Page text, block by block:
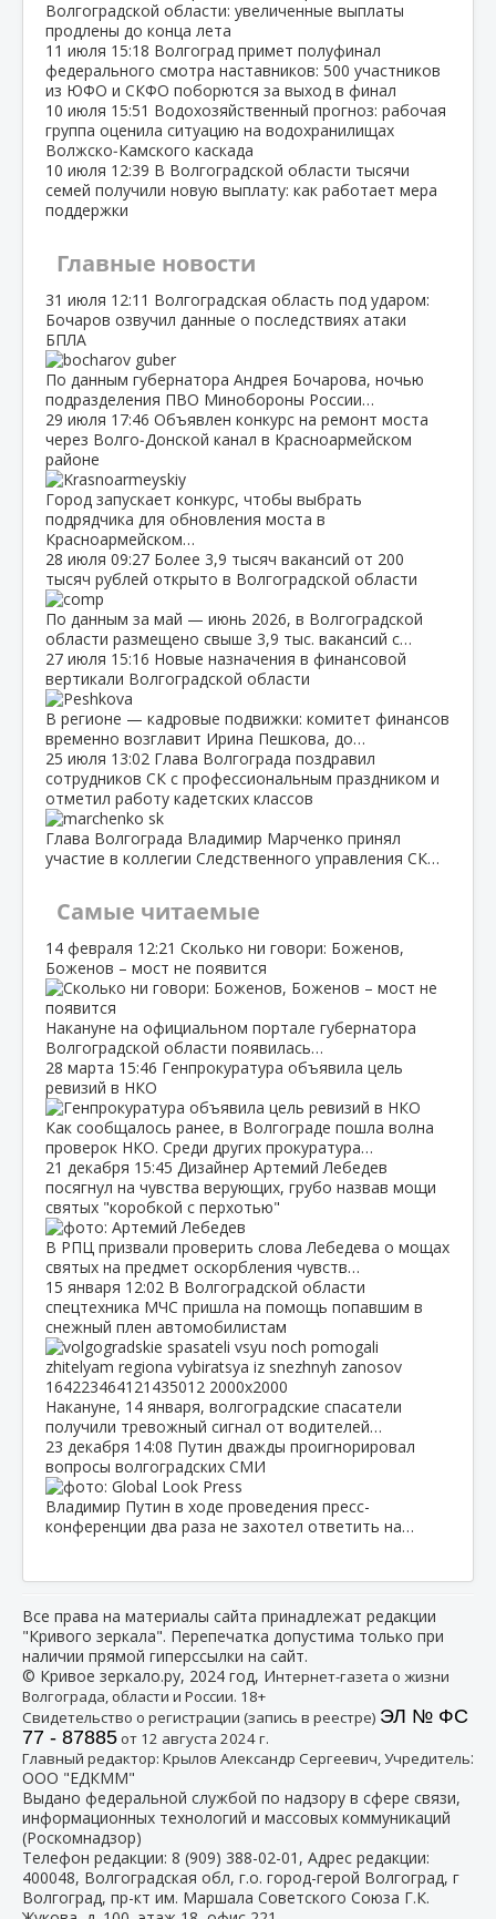
Волгоградской области: увеличенные выплаты
продлены до конца лета
11 июля 15:18 Волгоград примет полуфинал
федерального смотра наставников: 500 участников
из ЮФО и СКФО поборются за выход в финал
10 июля 15:51 Водохозяйственный прогноз: рабочая
группа оценила ситуацию на водохранилищах
Волжско‑Камского каскада
10 июля 12:39 В Волгоградской области тысячи
семей получили новую выплату: как работает мера
поддержки
Главные новости
31 июля 12:11 Волгоградская область под ударом:
Бочаров озвучил данные о последствиях атаки
БПЛА
По данным губернатора Андрея Бочарова, ночью
подразделения ПВО Минобороны России…
29 июля 17:46 Объявлен конкурс на ремонт моста
через Волго‑Донской канал в Красноармейском
районе
Город запускает конкурс, чтобы выбрать
подрядчика для обновления моста в
Красноармейском…
28 июля 09:27 Более 3,9 тысяч вакансий от 200
тысяч рублей открыто в Волгоградской области
По данным за май — июнь 2026, в Волгоградской
области размещено свыше 3,9 тыс. вакансий с…
27 июля 15:16 Новые назначения в финансовой
вертикали Волгоградской области
В регионе — кадровые подвижки: комитет финансов
временно возглавит Ирина Пешкова, до…
25 июля 13:02 Глава Волгограда поздравил
сотрудников СК с профессиональным праздником и
отметил работу кадетских классов
Глава Волгограда Владимир Марченко принял
участие в коллегии Следственного управления СК…
Самые читаемые
14 февраля 12:21 Сколько ни говори: Боженов,
Боженов – мост не появится
Накануне на официальном портале губернатора
Волгоградской области появилась…
28 марта 15:46 Генпрокуратура объявила цель
ревизий в НКО
Как сообщалось ранее, в Волгограде пошла волна
проверок НКО. Среди других прокуратура…
21 декабря 15:45 Дизайнер Артемий Лебедев
посягнул на чувства верующих, грубо назвав мощи
святых "коробкой с перхотью"
В РПЦ призвали проверить слова Лебедева о мощах
святых на предмет оскорбления чувств…
15 января 12:02 В Волгоградской области
спецтехника МЧС пришла на помощь попавшим в
снежный плен автомобилистам
Накануне, 14 января, волгоградские спасатели
получили тревожный сигнал от водителей…
23 декабря 14:08 Путин дважды проигнорировал
вопросы волгоградских СМИ
Владимир Путин в ходе проведения пресс-
конференции два раза не захотел ответить на…
Все права на материалы сайта принадлежат редакции
"Кривого зеркала". Перепечатка допустима только при
наличии прямой гиперссылки на сайт.
© Кривое зеркало.ру, 2024 год, Интернет-газета о жизни
Волгограда, области и России. 18+
Свидетельство о регистрации (запись в реестре) ЭЛ № ФС
77 - 87885от 12 августа 2024 г.
Главный редактор: Крылов Александр Сергеевич, Учредитель:
ООО "ЕДКММ"
Выдано федеральной службой по надзору в сфере связи,
информационных технологий и массовых коммуникаций
(Роскомнадзор)
Телефон редакции: 8 (909) 388-02-01 , Адрес редакции:
400048, Волгоградская обл, г.о. город-герой Волгоград, г
Волгоград, пр-кт им. Маршала Советского Союза Г.К.